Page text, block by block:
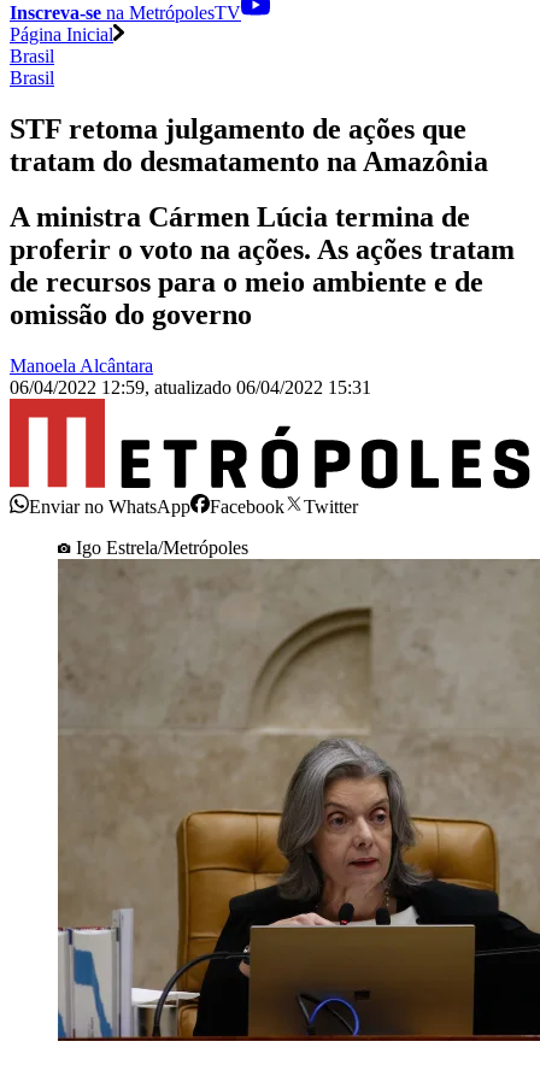
Inscreva-se na MetrópolesTV
Página Inicial
Brasil
Brasil
STF retoma julgamento de ações que
tratam do desmatamento na Amazônia
A ministra Cármen Lúcia termina de
proferir o voto na ações. As ações tratam
de recursos para o meio ambiente e de
omissão do governo
Manoela Alcântara
06/04/2022 12:59, atualizado 06/04/2022 15:31
Enviar no WhatsApp Facebook
Twitter
Igo Estrela/Metrópoles